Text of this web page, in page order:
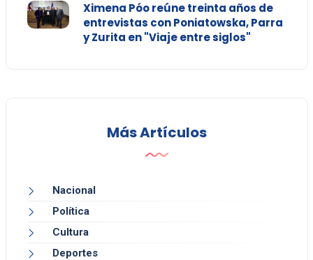
Ximena Póo reúne treinta años de
entrevistas con Poniatowska, Parra
y Zurita en "Viaje entre siglos"
Más Artículos
Nacional
Política
Cultura
Deportes